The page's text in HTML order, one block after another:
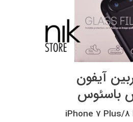
آیفون
iPhone 7 Plus/8